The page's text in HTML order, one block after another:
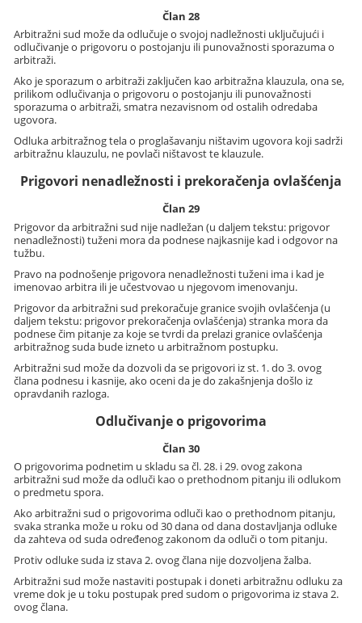
Član 28
Arbitražni sud može da odlučuje o svojoj nadležnosti uključujući i
odlučivanje o prigovoru o postojanju ili punovažnosti sporazuma o
arbitraži.
Ako je sporazum o arbitraži zaključen kao arbitražna klauzula, ona se,
prilikom odlučivanja o prigovoru o postojanju ili punovažnosti
sporazuma o arbitraži, smatra nezavisnom od ostalih odredaba
ugovora.
Odluka arbitražnog tela o proglašavanju ništavim ugovora koji sadrži
arbitražnu klauzulu, ne povlači ništavost te klauzule.
Prigovori nenadležnosti i prekoračenja ovlašćenja
Član 29
Prigovor da arbitražni sud nije nadležan (u daljem tekstu: prigovor
nenadležnosti) tuženi mora da podnese najkasnije kad i odgovor na
tužbu.
Pravo na podnošenje prigovora nenadležnosti tuženi ima i kad je
imenovao arbitra ili je učestvovao u njegovom imenovanju.
Prigovor da arbitražni sud prekoračuje granice svojih ovlašćenja (u
daljem tekstu: prigovor prekoračenja ovlašćenja) stranka mora da
podnese čim pitanje za koje se tvrdi da prelazi granice ovlašćenja
arbitražnog suda bude izneto u arbitražnom postupku.
Arbitražni sud može da dozvoli da se prigovori iz st. 1. do 3. ovog
člana podnesu i kasnije, ako oceni da je do zakašnjenja došlo iz
opravdanih razloga.
Odlučivanje o prigovorima
Član 30
O prigovorima podnetim u skladu sa čl. 28. i 29. ovog zakona
arbitražni sud može da odluči kao o prethodnom pitanju ili odlukom
o predmetu spora.
Ako arbitražni sud o prigovorima odluči kao o prethodnom pitanju,
svaka stranka može u roku od 30 dana od dana dostavljanja odluke
da zahteva od suda određenog zakonom da odluči o tom pitanju.
Protiv odluke suda iz stava 2. ovog člana nije dozvoljena žalba.
Arbitražni sud može nastaviti postupak i doneti arbitražnu odluku za
vreme dok je u toku postupak pred sudom o prigovorima iz stava 2.
ovog člana.